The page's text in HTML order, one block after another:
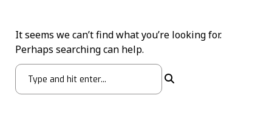
It seems we can’t find what you’re looking for.
Perhaps searching can help.